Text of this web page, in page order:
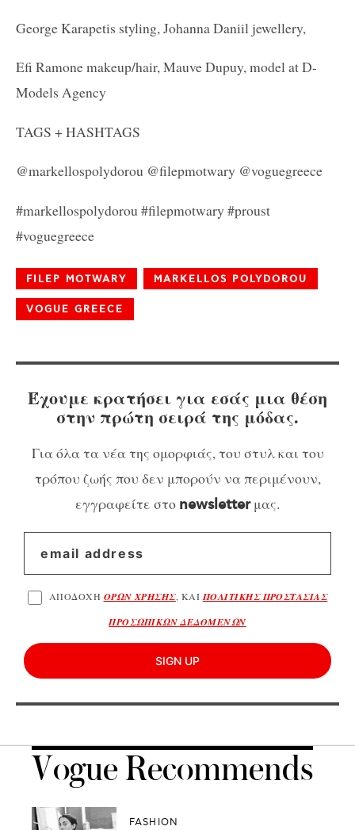
George Karapetis styling, Johanna Daniil jewellery,
Efi Ramone makeup/hair, Mauve Dupuy, model at D-
Models Agency
TAGS + HASHTAGS
@markellospolydorou @filepmotwary @voguegreece
#markellospolydorou #filepmotwary #proust
#voguegreece
FILEP MOTWARY MARKELLOS POLYDOROU
VOGUE GREECE
Έχουμε κρατήσει για εσάς μια θέση
στην πρώτη σειρά της μόδας.
Για όλα τα νέα της ομορφιάς, του στυλ και του
τρόπου ζωής που δεν μπορούν να περιμένουν,
εγγραφείτε στο newsletterμας.
ΑΠΟΔΟΧΗ ΟΡΩΝ ΧΡΗΣΗΣ, ΚΑΙΠΟΛΙΤΙΚΗΣ ΠΡΟΣΤΑΣΙΑΣ
ΠΡΟΣΩΠΙΚΩΝ ΔΕΔΟΜΕΝΩΝ
SIGN UP
Vogue Recommends
FASHION